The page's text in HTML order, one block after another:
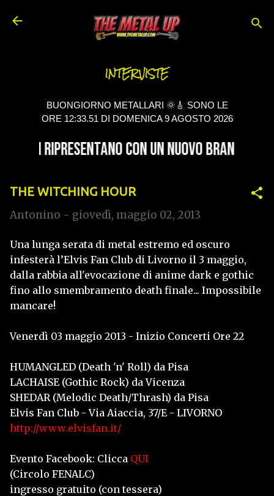
Passa ai contenuti principali
INTERVISTE
BUONGIORNO METALLARI 🌞🎸 SONO LE
ORE 12:33.51 DI DOMENICA 9 AGOSTO 2026
THE WITCHING HOUR
Antonino - giovedì, maggio 02, 2013
Una lunga serata di metal estremo ed oscuro
infesterà l’Elvis Fan Club di Livorno il 3 maggio,
dalla rabbia all'evocazione di anime dark e gothic
fino allo smembramento death finale... Impossibile
mancare!
Venerdì 03 maggio 2013 - Inizio Concerti Ore 22
HUMANGLED (Death 'n' Roll) da Pisa
LACHAISE (Gothic Rock) da Vicenza
SHEDAR (Melodic Death/Thrash) da Pisa
Elvis Fan Club - Via Aiaccia, 37/E - LIVORNO
http://www.elvisfan.it/
Evento Facebook: Clicca QUI
(Circolo FENALC)
ingresso gratuito (con tessera)